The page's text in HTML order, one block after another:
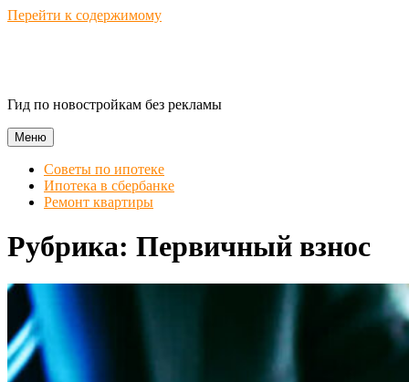
Перейти к содержимому
Гид по новостройкам без рекламы
Меню
Советы по ипотеке
Ипотека в сбербанке
Ремонт квартиры
Рубрика: Первичный взнос